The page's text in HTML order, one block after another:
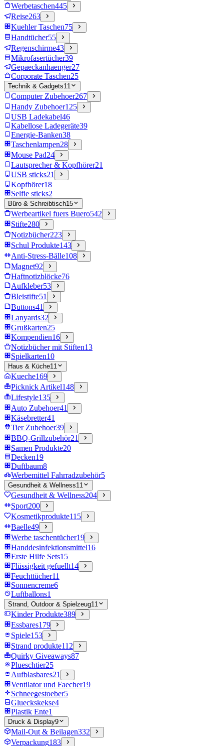
Werbetaschen445
Reise263
Kuehler Taschen75
Handtücher55
Regenschirme43
Mikrofasertücher39
Gepaeckanhaenger27
Corporate Taschen25
Technik & Gadgets11
Computer Zubehoer267
Handy Zubehoer125
USB Ladekabel46
Kabellose Ladegeräte39
Energie-Banken38
Taschenlampen28
Mouse Pad24
Lautsprecher & Kopfhörer21
USB sticks21
Kopfhörer18
Selfie sticks2
Büro & Schreibtisch15
Werbeartikel fuers Buero542
Stifte280
Notizbücher223
Schul Produkte143
Anti-Stress-Bälle108
Magnet92
Haftnotizblöcke76
Aufkleber53
Bleistifte51
Buttons41
Lanyards32
Grußkarten25
Kompendien16
Notizbücher mit Stiften13
Spielkarten10
Haus & Küche11
Kueche169
Picknick Artikel148
Lifestyle135
Auto Zubehoer41
Käsebretter41
Tier Zubehoer39
BBQ-Grillzubehör21
Samen Produkte20
Decken19
Duftbaum8
Werbemittel Fahrradzubehör5
Gesundheit & Wellness11
Gesundheit & Wellness204
Sport200
Kosmetikprodukte115
Baelle49
Werbe taschentücher19
Handdesinfektionsmittel16
Erste Hilfe Sets15
Flüssigkeit gefuellt14
Feuchttücher11
Sonnencreme6
Luftballons1
Strand, Outdoor & Spielzeug11
Kinder Produkte389
Essbares179
Spiele153
Strand produkte112
Quirky Giveaways87
Plueschtier25
Aufblasbares21
Ventilator und Faecher19
Schneegestoeber5
Glueckskekse4
Plastik Ente1
Druck & Display9
Mail-Out & Beilagen332
Verpackung183